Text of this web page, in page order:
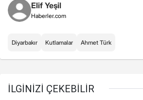
Elif Yeşil
Haberler.com
Diyarbakır Kutlamalar Ahmet Türk